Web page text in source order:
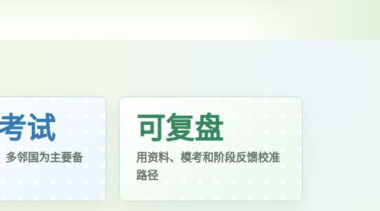
试
多邻国为主要备
可复盘
用资料、模考和阶段反馈校准
路径